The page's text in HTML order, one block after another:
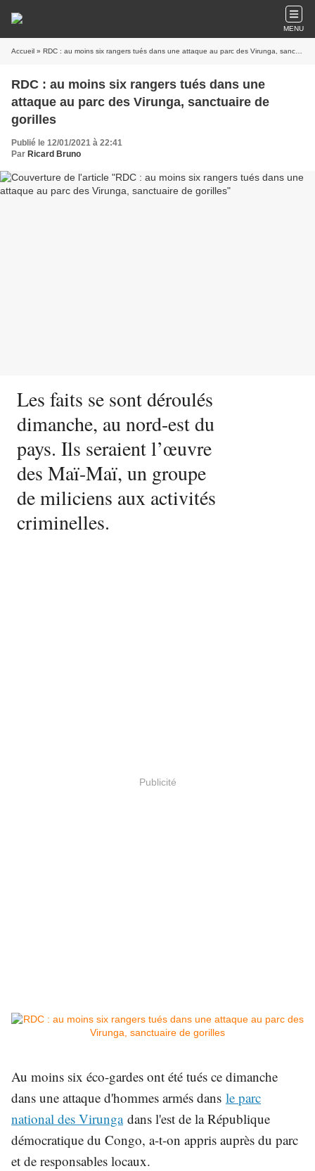
MENU
Accueil » RDC : au moins six rangers tués dans une attaque au parc des Virunga, sanctuaire de gorilles
RDC : au moins six rangers tués dans une
attaque au parc des Virunga, sanctuaire de
gorilles
Publié le 12/01/2021 à 22:41
Par Ricard Bruno
Les faits se sont déroulés
dimanche, au nord-est du
pays. Ils seraient l’œuvre
des Maï-Maï, un groupe
de miliciens aux activités
criminelles.
Publicité
Au moins six éco-gardes ont été tués ce dimanche
dans une attaque d'hommes armés dans le parc
national des Virunga dans l'est de la République
démocratique du Congo, a-t-on appris auprès du parc
et de responsables locaux.